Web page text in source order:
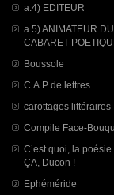
a.4) EDITEUR
a.5) ANIMATEUR DU
CABARET
Boussole
C.A.P de lettres
carottages littéraires
Compile Face-
C’est quoi, la poésie
ÇA, Ducon !
Ephéméride